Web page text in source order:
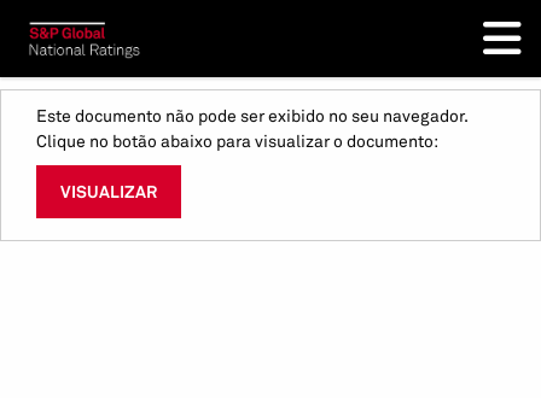
Este documento não pode ser exibido no seu navegador.
Clique no botão abaixo para visualizar o documento:
VISUALIZAR